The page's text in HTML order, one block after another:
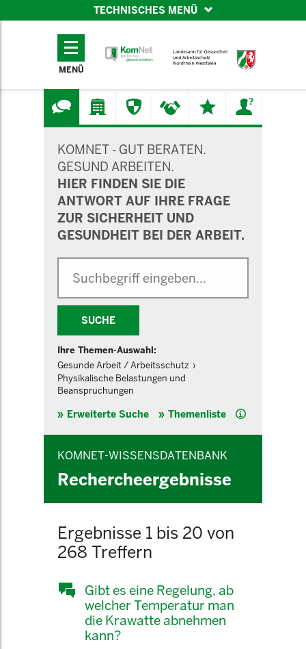
TECHNISCHES MENÜ
TECHNISCHES
MENÜ
KOMNET - GUT BERATEN.
GESUND ARBEITEN.
HIER FINDEN SIE DIE
ANTWORT AUF IHRE FRAGE
ZUR SICHERHEIT UND
GESUNDHEIT BEI DER ARBEIT.
SUCHE
Ihre Themen-Auswahl:
Gesunde Arbeit / Arbeitsschutz
Physikalische Belastungen und
Beanspruchungen
Erweiterte Suche Themenliste Hilfe
KOMNET-WISSENSDATENBANK
Rechercheergebnisse
Ergebnisse 1 bis 20 von
268 Treffern
Gibt es eine Regelung, ab
welcher Temperatur man
die Krawatte abnehmen
kann?